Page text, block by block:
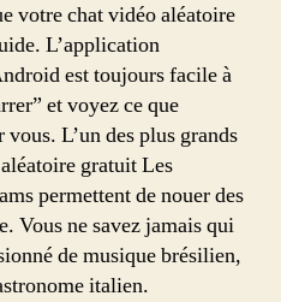
votre chat vidéo aléatoire
L’application
est toujours facile à
et voyez ce que
L’un des plus grands
gratuit Les
permettent de nouer des
Vous ne savez jamais qui
de musique brésilien,
italien.